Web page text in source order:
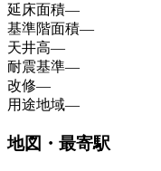
延床面積—
基準階面積—
天井高—
耐震基準—
改修—
用途地域—
地図・最寄駅